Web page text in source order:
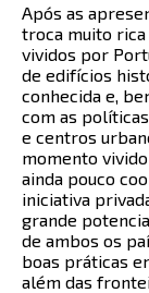
Após as
troca muito
vividos por
de edifícios
conhecida e,
com as
e centros
momento
ainda pouco
iniciativa
grande
de ambos os
boas práticas
além das